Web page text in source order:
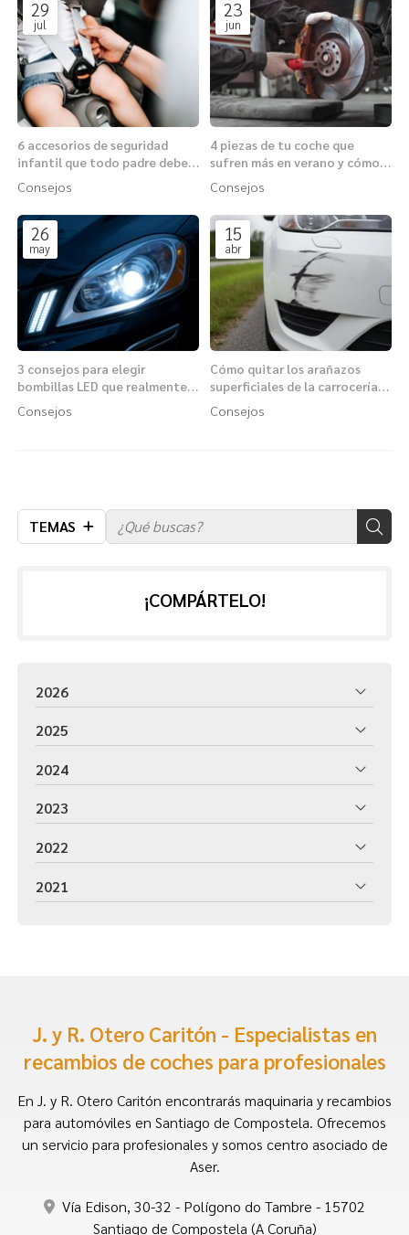
TEMAS
29
jul
6 accesorios de seguridad
infantil que todo padre debe
conocer antes de viajar
Consejos
23
jun
4 piezas de tu coche que
sufren más en verano y cómo
protegerlas
Consejos
26
may
3 consejos para elegir
bombillas LED que realmente
mejoren tu visibilidad
nocturna
Consejos
15
abr
Cómo quitar los arañazos
superficiales de la carrocería
con los productos adecuados
Consejos
¡COMPÁRTELO!
2026
2025
2024
2023
2022
2021
J. y R. Otero Caritón - Especialistas en
recambios de coches para profesionales
En J. y R. Otero Caritón encontrarás maquinaria y recambios
para automóviles en Santiago de Compostela. Ofrecemos
un servicio para profesionales y somos centro asociado de
Aser.
Vía Edison, 30-32 - Polígono do Tambre - 15702
Santiago de Compostela (A Coruña)